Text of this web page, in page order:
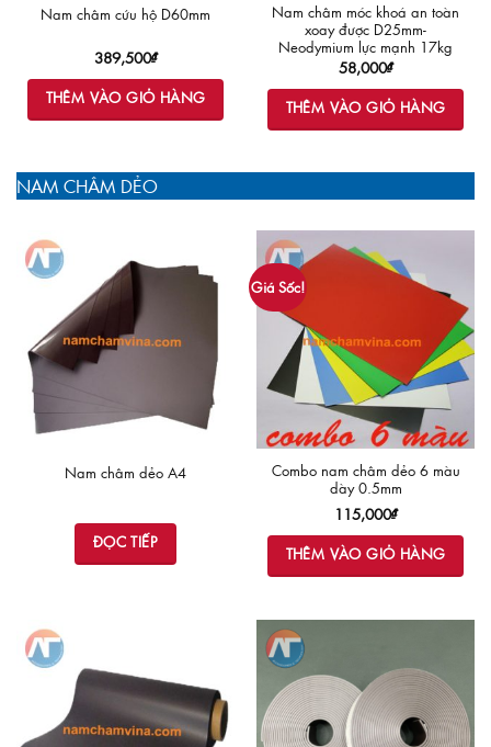
Nam châm cứu hộ D60mm
389,500₫
THÊM VÀO GIỎ HÀNG
Nam châm móc khoá an toàn
xoay được D25mm-
Neodymium lực mạnh 17kg
58,000₫
THÊM VÀO GIỎ HÀNG
NAM CHÂM DẺO
Nam châm dẻo A4
ĐỌC TIẾP
Giá Sốc!
Combo nam châm dẻo 6 màu
dày 0.5mm
115,000₫
THÊM VÀO GIỎ HÀNG